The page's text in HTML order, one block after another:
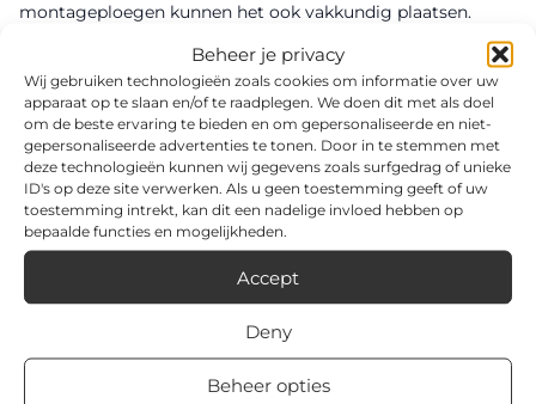
Beheer je privacy
Wij gebruiken technologieën zoals cookies om informatie over uw
apparaat op te slaan en/of te raadplegen. We doen dit met als doel
om de beste ervaring te bieden en om gepersonaliseerde en niet-
gepersonaliseerde advertenties te tonen. Door in te stemmen met
deze technologieën kunnen wij gegevens zoals surfgedrag of unieke
ID's op deze site verwerken. Als u geen toestemming geeft of uw
toestemming intrekt, kan dit een nadelige invloed hebben op
bepaalde functies en mogelijkheden.
Accept
Deny
Beheer opties
montageploegen kunnen het ook vakkundig plaatsen.